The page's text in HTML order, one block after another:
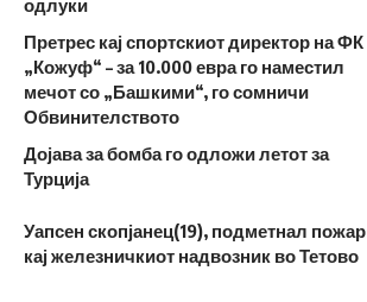
одлуки
Претрес кај спортскиот директор на ФК
„Кожуф“ – за 10.000 евра го наместил
мечот со „Башкими“, го сомничи
Обвинителството
Дојава за бомба го одложи летот за
Турција
Уапсен скопјанец(19), подметнал пожар
кај железничкиот надвозник во Тетово